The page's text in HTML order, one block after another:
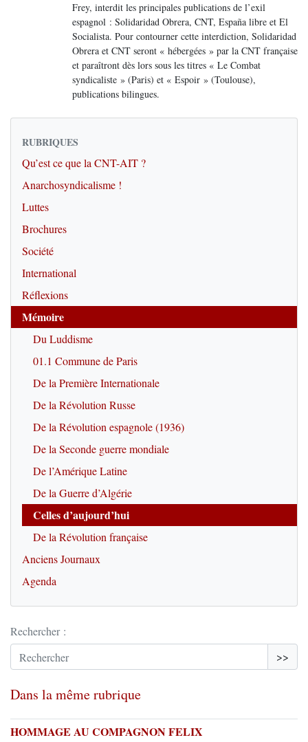
Frey, interdit les principales publications de l’exil
espagnol : Solidaridad Obrera, CNT, España libre et El
Socialista. Pour contourner cette interdiction, Solidaridad
Obrera et CNT seront « hébergées » par la CNT française
et paraîtront dès lors sous les titres « Le Combat
syndicaliste » (Paris) et « Espoir » (Toulouse),
publications bilingues.
RUBRIQUES
Qu’est ce que la CNT-AIT ?
Anarchosyndicalisme !
Luttes
Brochures
Société
International
Réflexions
Mémoire
Du Luddisme
01.1 Commune de Paris
De la Première Internationale
De la Révolution Russe
De la Révolution espagnole (1936)
De la Seconde guerre mondiale
De l’Amérique Latine
De la Guerre d’Algérie
Celles d’aujourd’hui
De la Révolution française
Anciens Journaux
Agenda
Rechercher :
>>
Dans la même rubrique
HOMMAGE AU COMPAGNON FELIX